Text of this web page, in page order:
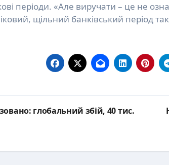
періоди. «Але виручати – це не
щільний банківський період
глобальний збій, 40 тис.